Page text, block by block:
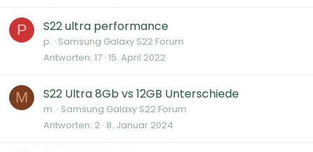
P S22 ultra performance
p. Samsung Galaxy S22 Forum
Antworten 17 15. April 2022
M S22 Ultra 8Gb vs 12GB Unterschiede
m. Samsung Galaxy S22 Forum
Antworten 2 8. Januar 2024